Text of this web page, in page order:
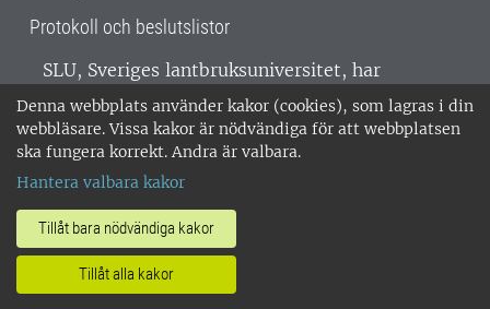
Denna webbplats använder kakor (cookies), som lagras i din
webbläsare. Vissa kakor är nödvändiga för att webbplatsen
ska fungera korrekt. Andra är valbara.
Hantera valbara kakor
Tillåt bara nödvändiga kakor
Tillåt alla kakor
Protokoll och beslutslistor
SLU, Sveriges lantbruksuniversitet, har
verksamhet över hela Sverige. Huvudorter är
Alnarp, Uppsala och Umeå.SLU är
miljöcertifierat enligt ISO 14001. •
018-67 10 00 • Org nr: 202100-2817 •
Om SLU:s webbplatser
•Hantera kakor•Behandling av
personuppgifter